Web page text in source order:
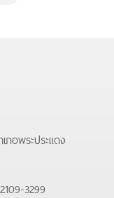
อพระประแดง
3299